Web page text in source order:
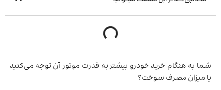
شما به هنگام خرید خودرو بیشتر به قدرت موتور آن توجه می‌کنید
یا میزان مصرف سوخت؟